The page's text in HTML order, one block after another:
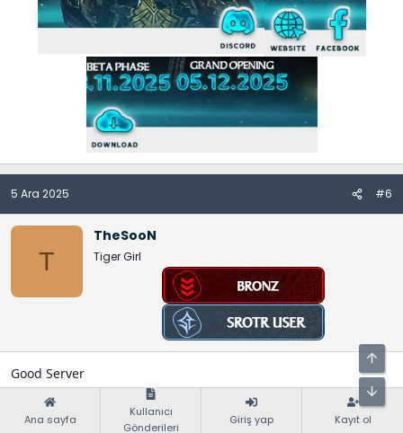
5 Ara 2025 #6
T
TheSooN
Tiger Girl
Good Server
IGN: Disable
Ana sayfa
Kullanıcı
Gönderileri
Giriş yap Kayıt ol